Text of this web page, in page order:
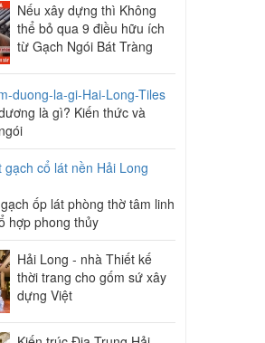
Nếu xây dựng thì Không
thể bỏ qua 9 điều hữu ích
từ Gạch Ngói Bát Tràng
là gì? Kiến thức và
ốp lát phòng thờ tâm linh
hợp phong thủy
Hải Long - nhà Thiết kế
thời trang cho gốm sứ xây
dựng Việt